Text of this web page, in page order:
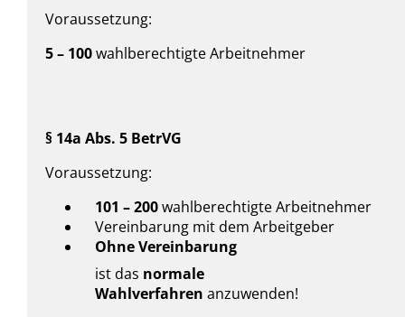
Voraussetzung:
5 – 100wahlberechtigte Arbeitnehmer
§ 14a Abs. 5 BetrVG
Voraussetzung:
101 – 200wahlberechtigte Arbeitnehmer
Vereinbarung mit dem Arbeitgeber
Ohne Vereinbarung
ist das normale
Wahlverfahren anzuwenden!